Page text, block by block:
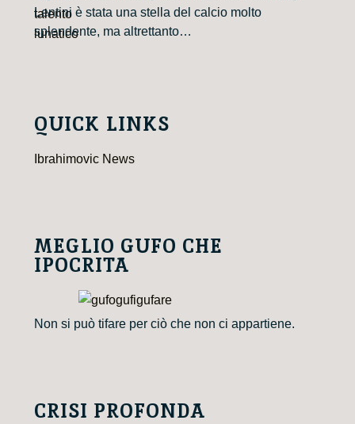
Lentini è stata una stella del calcio molto
splendente, ma altrettanto…
QUICK LINKS
Ibrahimovic News
MEGLIO GUFO CHE
IPOCRITA
Non si può tifare per ciò che non ci appartiene.
CRISI PROFONDA